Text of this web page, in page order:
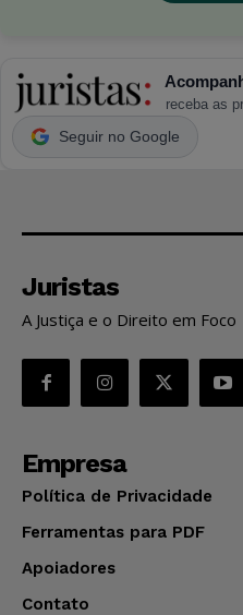
receba as
Seguir no Google
Juristas
A Justiça e o Direito em Foco
Empresa
Política de Privacidade
Ferramentas para PDF
Apoiadores
Contato